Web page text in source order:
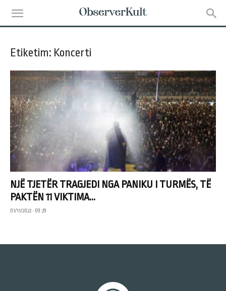
Etiketim: Koncerti
NJË TJETËR TRAGJEDI NGA PANIKU I TURMËS, TË
PAKTËN 11 VIKTIMA...
01/11/2022 • 09:29